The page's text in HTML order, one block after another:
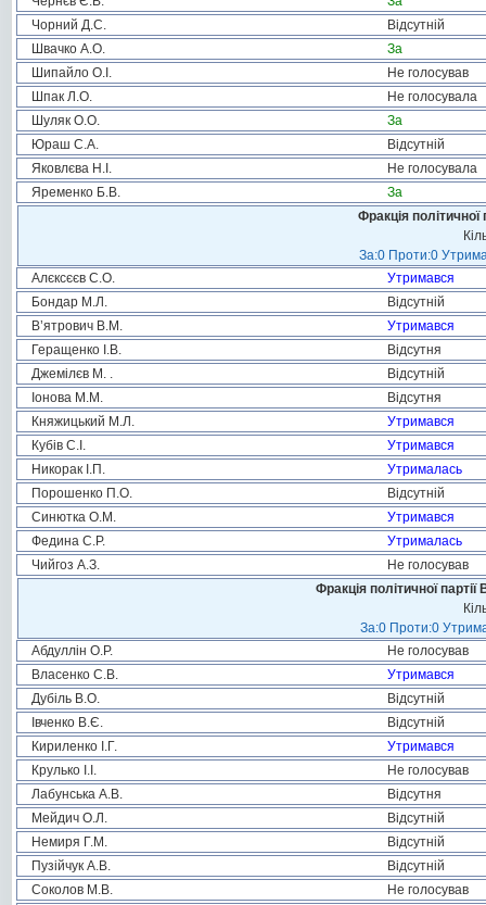
Чорний Д.С.
Відсутній
Швачко А.О.
За
Шипайло О.І.
Не голосував
Шпак Л.О.
Не голосувала
Шуляк О.О.
За
Юраш С.А.
Відсутній
Яковлєва Н.І.
Не голосувала
Яременко Б.В.
За
Фракція
За:0 Проти:0
Алєксєєв С.О.
Утримався
Бондар М.Л.
Відсутній
В’ятрович В.М.
Утримався
Геращенко І.В.
Відсутня
Джемілєв М. .
Відсутній
Іонова М.М.
Відсутня
Княжицький М.Л.
Утримався
Кубів С.І.
Утримався
Никорак І.П.
Утрималась
Порошенко П.О.
Відсутній
Синютка О.М.
Утримався
Федина С.Р.
Утрималась
Чийгоз А.З.
Не голосував
Фракція політичної
За:0 Проти:0
Абдуллін О.Р.
Не голосував
Власенко С.В.
Утримався
Дубіль В.О.
Відсутній
Івченко В.Є.
Відсутній
Кириленко І.Г.
Утримався
Крулько І.І.
Не голосував
Лабунська А.В.
Відсутня
Мейдич О.Л.
Відсутній
Немиря Г.М.
Відсутній
Пузійчук А.В.
Відсутній
Соколов М.В.
Не голосував